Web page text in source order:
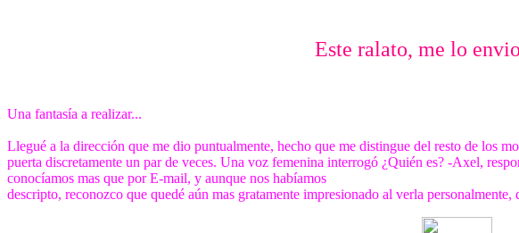
Este ralato, me lo
Una fantasía a realizar...
Llegué a la dirección que me dio puntualmente, hecho que me distingue del resto de los
puerta discretamente un par de veces. Una voz femenina interrogó ¿Quién es? -Axel,
conocíamos mas que por E-mail, y aunque nos habíamos
descripto, reconozco que quedé aún mas gratamente impresionado al verla